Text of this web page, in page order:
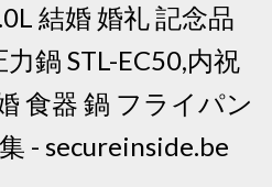
結婚 婚礼 記念品
鍋 STL-EC50,内祝
食器 鍋 フライパン
- secureinside.be